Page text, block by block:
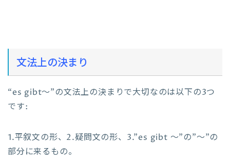
文法上の決まり
“es gibt～”の文法上の決まりで大切なのは以下の3つ
です:
1.平叙文の形、2.疑問文の形、3.”es gibt ～”の”～”の
部分に来るもの。